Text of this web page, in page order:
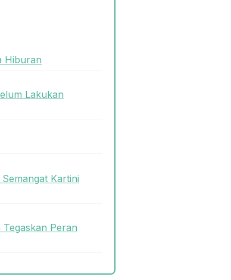
Hiburan
Lakukan
Kartini
Peran